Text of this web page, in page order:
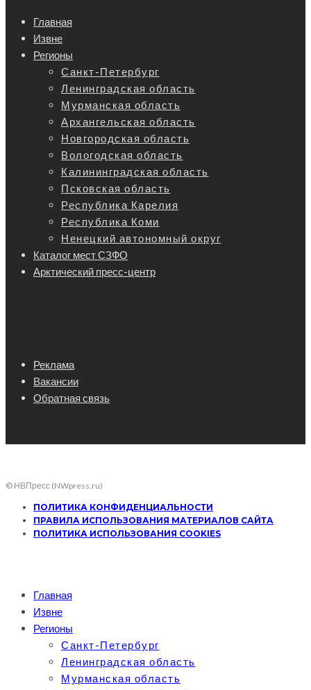
Главная
Извне
Регионы
Санкт-Петербург
Ленинградская область
Мурманская область
Архангельская область
Новгородская область
Вологодская область
Калининградская область
Псковская область
Республика Карелия
Республика Коми
Ненецкий автономный округ
Каталог мест СЗФО
Арктический пресс-центр
Реклама
Вакансии
Обратная связь
© НВПресс (NWpress.ru)
ПОЛИТИКА КОНФИДЕНЦИАЛЬНОСТИ
ПРАВИЛА ИСПОЛЬЗОВАНИЯ МАТЕРИАЛОВ САЙТА
ПОЛИТИКА ИСПОЛЬЗОВАНИЯ COOKIES
Главная
Извне
Регионы
Санкт-Петербург
Ленинградская область
Мурманская область